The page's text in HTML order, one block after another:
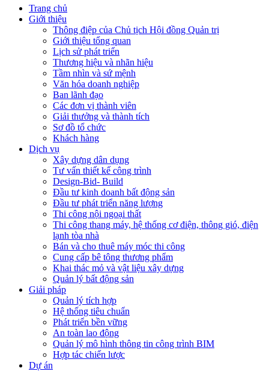
Trang chủ
Giới thiệu
Thông điệp của Chủ tịch Hội đồng Quản trị
Giới thiệu tổng quan
Lịch sử phát triển
Thương hiệu và nhãn hiệu
Tầm nhìn và sứ mệnh
Văn hóa doanh nghiệp
Ban lãnh đạo
Các đơn vị thành viên
Giải thưởng và thành tích
Sơ đồ tổ chức
Khách hàng
Dịch vụ
Xây dựng dân dụng
Tư vấn thiết kế công trình
Design-Bid- Build
Đầu tư kinh doanh bất động sản
Đầu tư phát triển năng lượng
Thi công nội ngoại thất
Thi công thang máy, hệ thống cơ điện, thông gió, điện
lạnh tòa nhà
Bán và cho thuê máy móc thi công
Cung cấp bê tông thương phẩm
Khai thác mỏ và vật liệu xây dựng
Quản lý bất động sản
Giải pháp
Quản lý tích hợp
Hệ thống tiêu chuẩn
Phát triển bền vững
An toàn lao động
Quản lý mô hình thông tin công trình BIM
Hợp tác chiến lược
Dự án